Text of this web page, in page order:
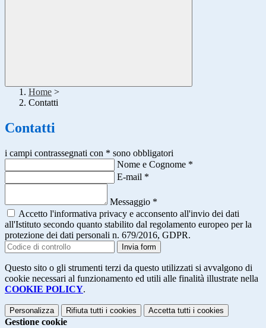
Home >
Contatti
Contatti
i campi contrassegnati con * sono obbligatori
Nome e Cognome *
E-mail *
Messaggio *
Accetto l'informativa privacy e acconsento all'invio dei dati
all'Istituto secondo quanto stabilito dal regolamento europeo per la
protezione dei dati personali n. 679/2016, GDPR.
Invia form
Questo sito o gli strumenti terzi da questo utilizzati si avvalgono di
cookie necessari al funzionamento ed utili alle finalità illustrate nella
COOKIE POLICY.
Personalizza Rifiuta tutti i cookies Accetta tutti i cookies
Gestione cookie